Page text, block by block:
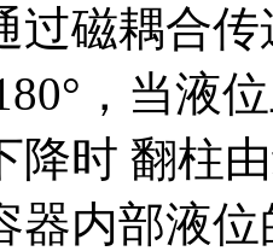
过磁耦合
，当液
降时 翻柱
器内部液